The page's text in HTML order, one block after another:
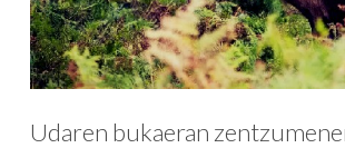
Udaren bukaeran